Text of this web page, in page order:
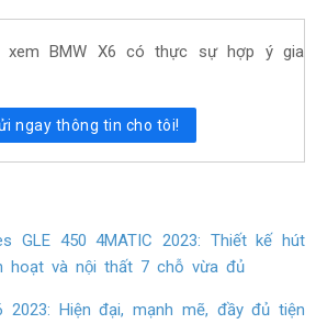
BMW X6 có thực sự hợp ý gia
ngay thông tin cho tôi!
GLE 450 4MATIC 2023: Thiết kế hút
hoạt và nội thất 7 chỗ vừa đủ
2023: Hiện đại, mạnh mẽ, đầy đủ tiện